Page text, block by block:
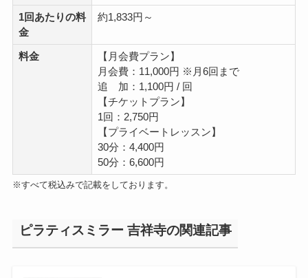
1回あたりの料
金
約1,833円～
料金
【月会費プラン】
月会費：11,000円 ※月6回まで
追 加：1,100円 / 回
【チケットプラン】
1回：2,750円
【プライベートレッスン】
30分：4,400円
50分：6,600円
※すべて税込みで記載をしております。
ピラティスミラー 吉祥寺の関連記事